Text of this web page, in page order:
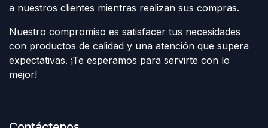
a nuestros clientes mientras realizan sus compras.
Nuestro compromiso es satisfacer tus necesidades
con productos de calidad y una atención que supera
expectativas. ¡Te esperamos para servirte con lo
mejor!